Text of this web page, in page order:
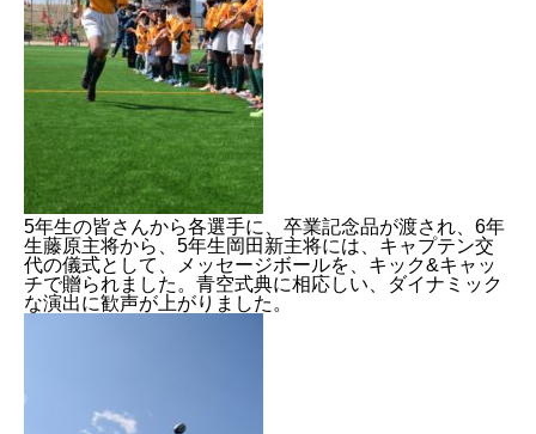
5年生の皆さんから各選手に、卒業記念品が渡され、6年
生藤原主将から、5年生岡田新主将には、キャプテン交
代の儀式として、メッセージボールを、キック&キャッ
チで贈られました。青空式典に相応しい、ダイナミック
な演出に歓声が上がりました。